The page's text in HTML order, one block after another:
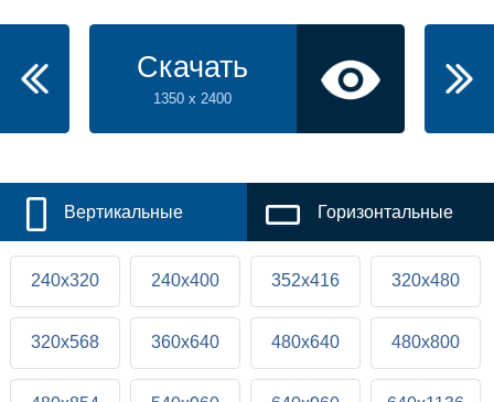
Скачать
1350 x 2400
Вертикальные Горизонтальные
240x320 240x400 352x416 320x480
320x568 360x640 480x640 480x800